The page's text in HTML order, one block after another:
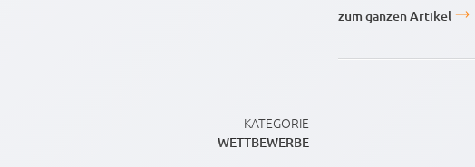
zum ganzen Artikel
KATEGORIE
WETTBEWERBE